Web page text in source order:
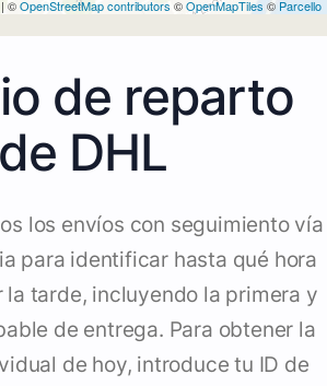
| ©OpenStreetMap contributors ©OpenMapTiles © Parcello
de reparto
de DHL
los envíos con seguimiento vía
para identificar hasta qué hora
la tarde, incluyendo la primera y
de entrega. Para obtener la
de hoy, introduce tu ID de